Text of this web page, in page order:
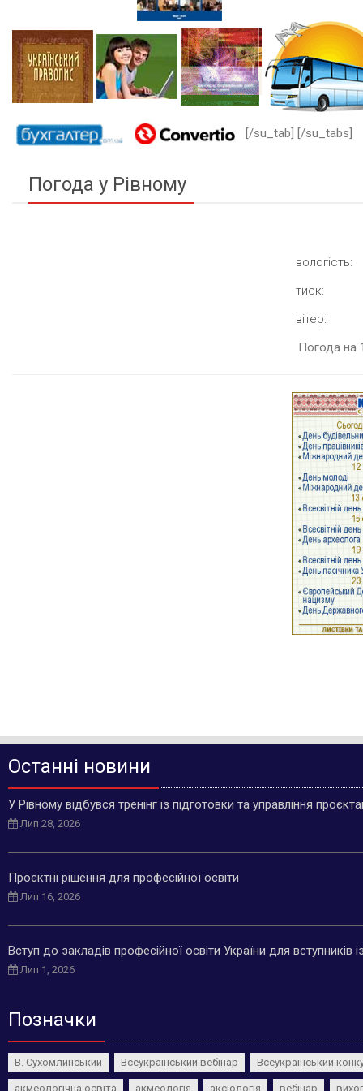
[/su_tab] [/su_tabs]
Погода у Рівному
вологість:
тиск:
вітер:
Погода на
Останні новини
У Рівному відбувся тренінг із підготовки та управління
Лип 28, 2026
Проєктні рішення для професійної освіти
Лип 16, 2026
Вступ до закладів професійної освіти України для
Лип 1, 2026
Позначки
В. Сухомлинський Всеукраїнський вебінар Всеукраїнський
акмеологічна освіта акмеологія аксіологія вебінар